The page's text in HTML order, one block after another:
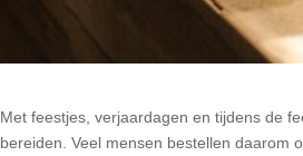
Met feestjes, verjaardagen en tijdens de
bereiden. Veel mensen bestellen daarom